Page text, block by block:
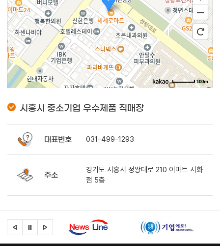
100m
시흥시 중소기업 우수제품 직매장
대표번호 031-499-1293
주소
경기도 시흥시 정왕대로 210 이마트 시화
점 5층